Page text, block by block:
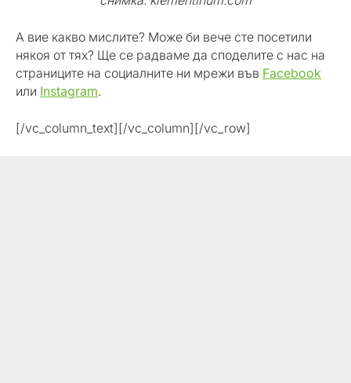
А вие какво мислите? Може би вече сте посетили
някоя от тях? Ще се радваме да споделите с нас на
страниците на социалните ни мрежи във Facebook
или Instagram.
[/vc_column_text][/vc_column][/vc_row]